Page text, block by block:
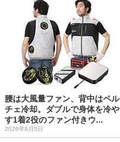
腰は大風量ファン、背中はペル
チェ冷却。ダブルで身体を冷や
す1着2役のファン付きウ...
2026年8月5日